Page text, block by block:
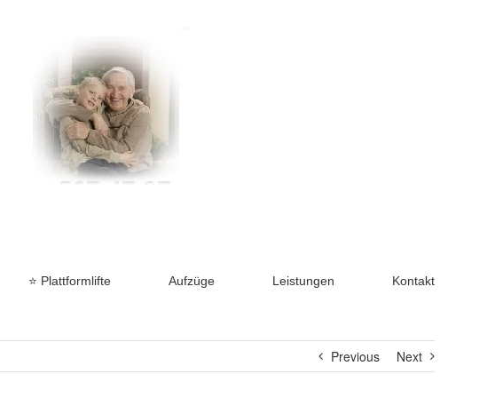
⭐ Plattformlifte Aufzüge Leistungen Kontakt
Previous Next